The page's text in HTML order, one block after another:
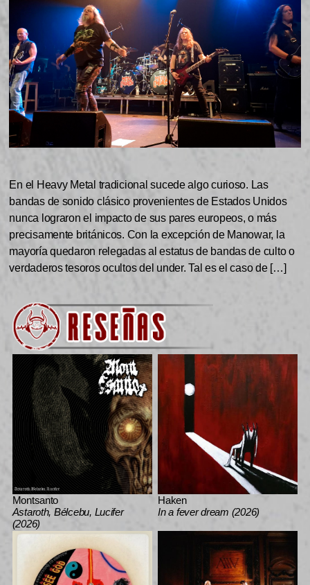
En el Heavy Metal tradicional sucede algo curioso. Las
bandas de sonido clásico provenientes de Estados Unidos
nunca lograron el impacto de sus pares europeos, o más
precisamente británicos. Con la excepción de Manowar, la
mayoría quedaron relegadas al estatus de bandas de culto o
verdaderos tesoros ocultos del under. Tal es el caso de […]
Montsanto
Astaroth, Bélcebu, Lucifer
(2026)
Haken
In a fever dream (2026)